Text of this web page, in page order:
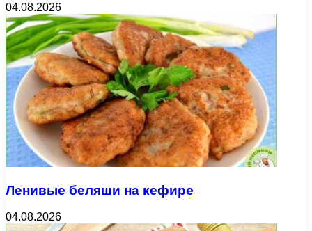
04.08.2026
Ленивые беляши на кефире
04.08.2026